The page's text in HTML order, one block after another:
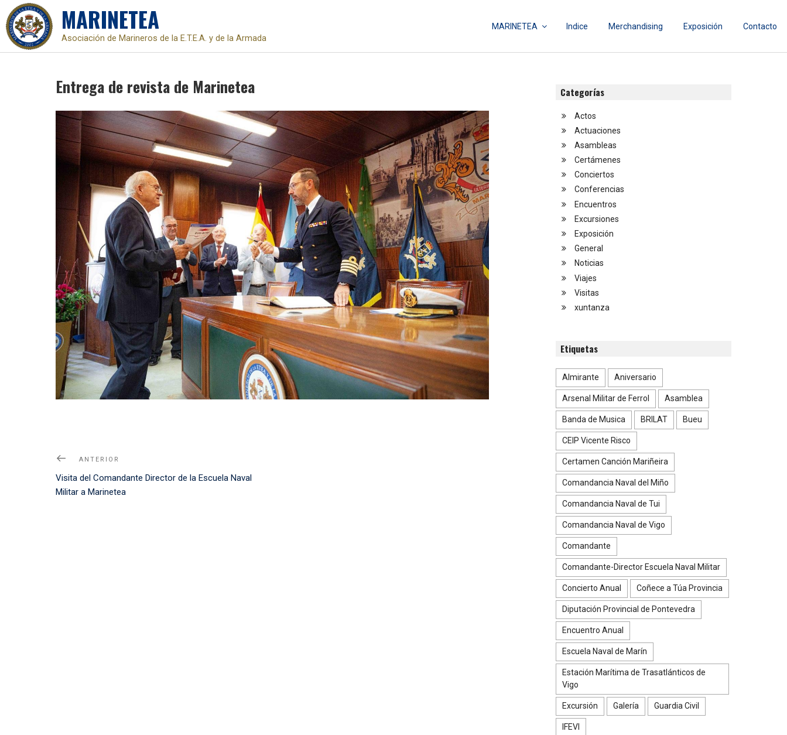
MARINETEA
Asociación de Marineros de la E.T.E.A. y de la Armada
MARINETEA Indice Merchandising Exposición Contacto
Entrega de revista de Marinetea
Navegación
de
entradas
Noticia
Anterior
ANTERIOR
Visita del Comandante Director de la Escuela Naval
Militar a Marinetea
Categorías
Actos
Actuaciones
Asambleas
Certámenes
Conciertos
Conferencias
Encuentros
Excursiones
Exposición
General
Noticias
Viajes
Visitas
xuntanza
Etiquetas
Almirante Aniversario
Arsenal Militar de Ferrol Asamblea
Banda de Musica BRILAT Bueu
CEIP Vicente Risco
Certamen Canción Mariñeira
Comandancia Naval del Miño
Comandancia Naval de Tui
Comandancia Naval de Vigo
Comandante
Comandante-Director Escuela Naval Militar
Concierto Anual Coñece a Túa Provincia
Diputación Provincial de Pontevedra
Encuentro Anual
Escuela Naval de Marín
Estación Marítima de Trasatlánticos de
Vigo
Excursión Galería Guardia Civil
IFEVI